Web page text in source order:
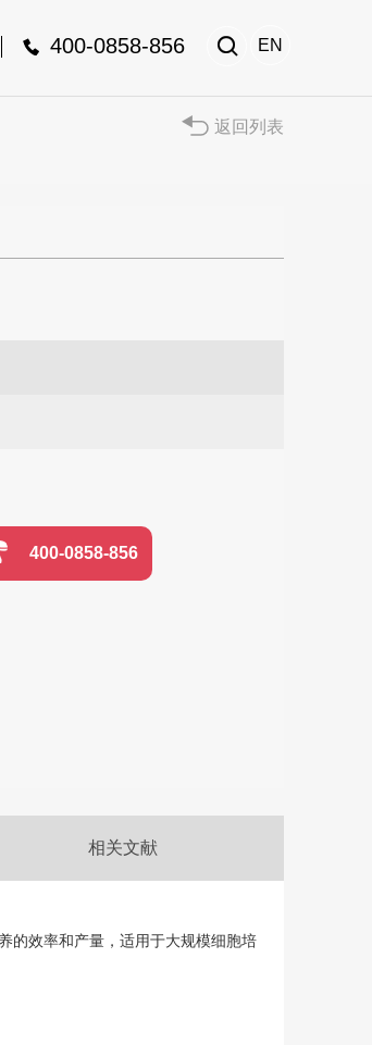
 EN
400-0858-856
返回列表
400-0858-856
相关文献
的效率和产量，适用于大规模细胞培